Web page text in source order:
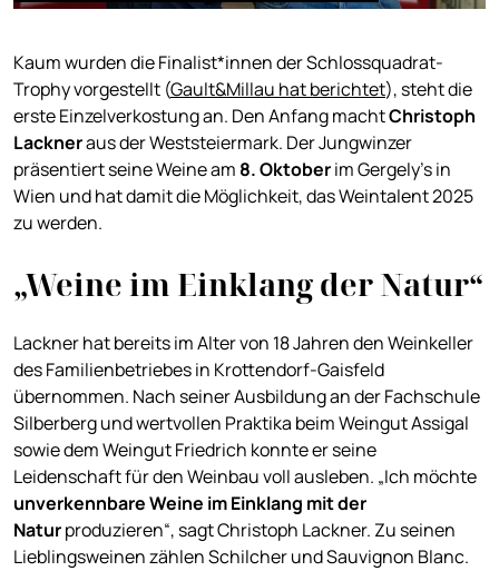
Kaum wurden die Finalist*innen der Schlossquadrat-
Trophy vorgestellt (Gault&Millau hat berichtet), steht die
erste Einzelverkostung an. Den Anfang machtChristoph
Lackneraus der Weststeiermark. Der Jungwinzer
präsentiert seine Weine am 8. Oktoberim Gergely’s in
Wien und hat damit die Möglichkeit, das Weintalent 2025
zu werden.
„Weine im Einklang der Natur“
Lackner hat bereits im Alter von 18 Jahren den Weinkeller
des Familienbetriebes in Krottendorf-Gaisfeld
übernommen. Nach seiner Ausbildung an der Fachschule
Silberberg und wertvollen Praktika beim Weingut Assigal
sowie dem Weingut Friedrich konnte er seine
Leidenschaft für den Weinbau voll ausleben. „Ich möchte
unverkennbare Weine im Einklang mit der
Naturproduzieren“, sagt Christoph Lackner. Zu seinen
Lieblingsweinen zählen Schilcher und Sauvignon Blanc.